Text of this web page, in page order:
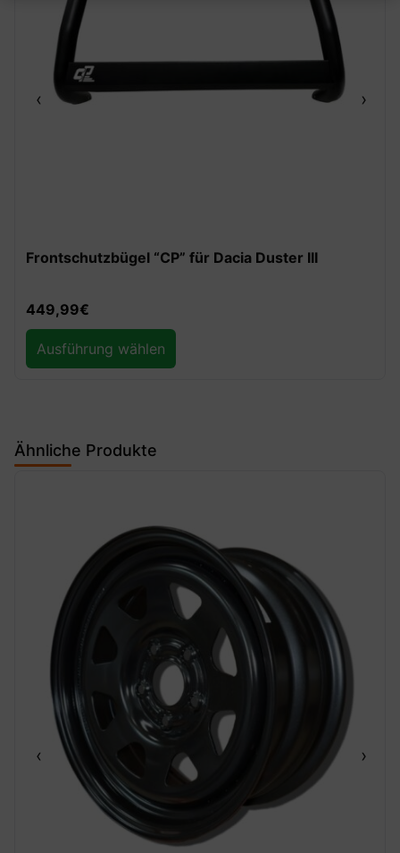
‹
Frontschutzbügel “CP” für Dacia Duster III
449,99€
Ausführung wählen
›
Ähnliche Produkte
‹ ›